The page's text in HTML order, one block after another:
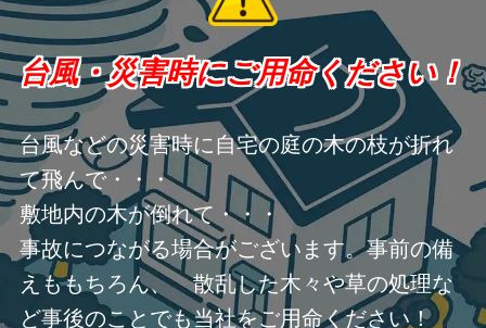
台風・災害時にご用命ください！
台風などの災害時に自宅の庭の木の枝が折れ
て飛んで・・・
敷地内の木が倒れて・・・
事故につながる場合がございます。事前の備
えももちろん、 散乱した木々や草の処理な
ど事後のことでも当社をご用命ください！